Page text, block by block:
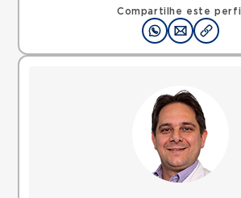
Compartilhe este perfil